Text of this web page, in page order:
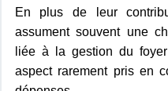
En plus de leur
assument souvent une
liée à la gestion du
aspect rarement pris en